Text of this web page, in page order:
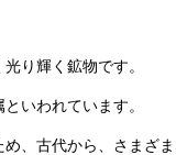
り輝く鉱物です。
いわれています。
、古代から、さまざ